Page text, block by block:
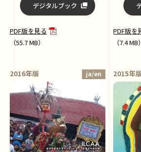
デジタルブック
PDF版を見る
（55.7 MB）
PDF版を
（7.4 MB）
2016年版 ja/en 2015年